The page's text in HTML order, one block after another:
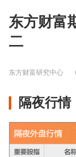
东方财富
二
东方财富研究中心
隔夜行情